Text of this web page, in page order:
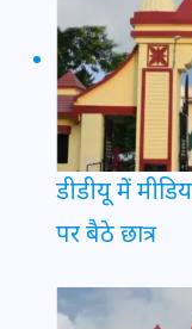
डीडीयू में
पर बैठे छात्र